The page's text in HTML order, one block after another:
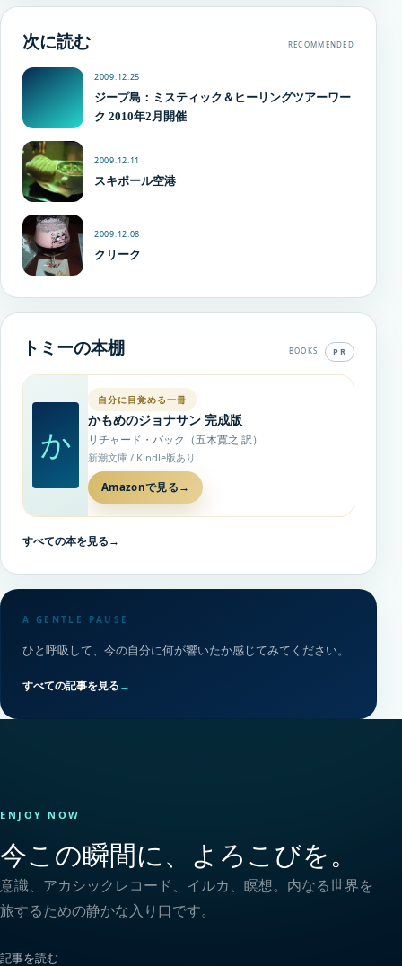
次に読む RECOMMENDED
2009.12.25
ジープ島：ミスティック＆ヒーリングツアーワー
ク 2010年2月開催
2009.12.11
スキポール空港
2009.12.08
クリーク
トミーの本棚 BOOKS PR
か
自分に目覚める一冊
かもめのジョナサン 完成版
リチャード・バック（五木寛之 訳）
新潮文庫 / Kindle版あり
Amazonで見る →
すべての本を見る→
A GENTLE PAUSE
ひと呼吸して、今の自分に何が響いたか感じてみてください。
すべての記事を見る→
ENJOY NOW
今この瞬間に、よろこびを。
意識、アカシックレコード、イルカ、瞑想。内なる世界を
旅するための静かな入り口です。
記事を読む